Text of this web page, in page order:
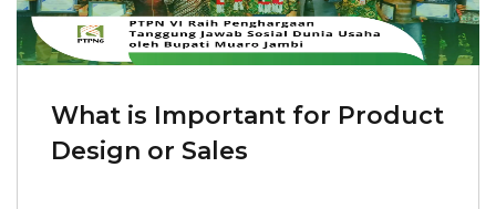
What is Important for Product
Design or Sales